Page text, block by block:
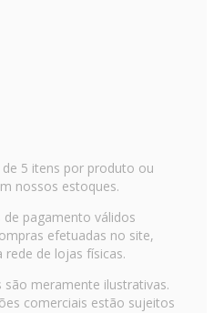
5 itens por produto ou
nossos estoques.
de pagamento válidos
efetuadas no site,
de lojas físicas.
meramente ilustrativas.
comerciais estão sujeitos